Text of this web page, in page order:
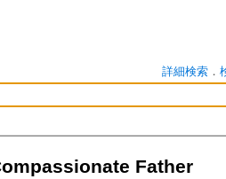
詳細検索．
Father